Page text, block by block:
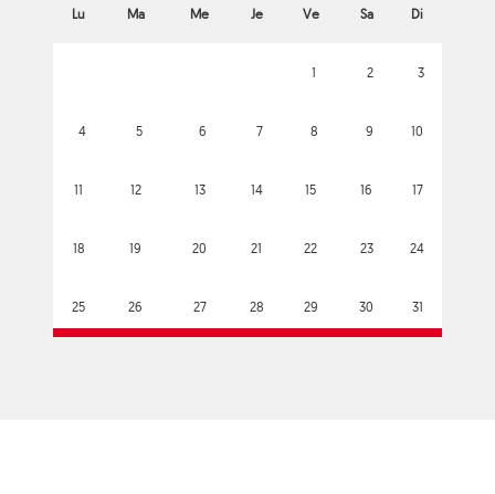
Lu Ma Me Je Ve Sa Di
1 2 3
4 5 6 7 8 9 10
11 12 13 14 15 16 17
18 19 20 21 22 23 24
25 26 27 28 29 30 31